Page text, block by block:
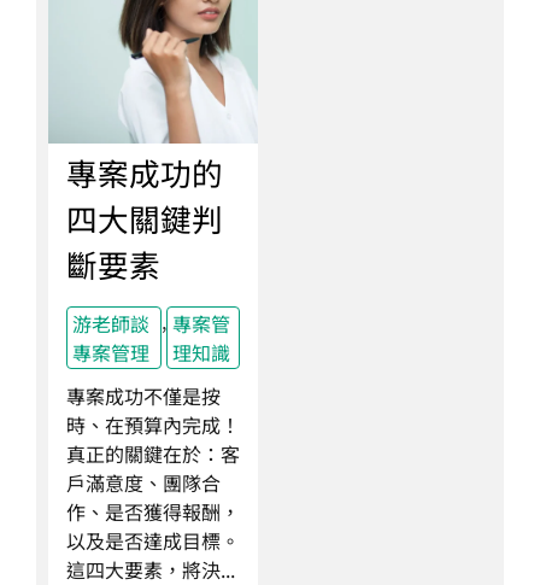
專案成功的
四大關鍵判
斷要素
游老師談
專案管理
, 專案管
理知識
專案成功不僅是按
時、在預算內完成！
真正的關鍵在於：客
戶滿意度、團隊合
作、是否獲得報酬，
以及是否達成目標。
這四大要素，將決...